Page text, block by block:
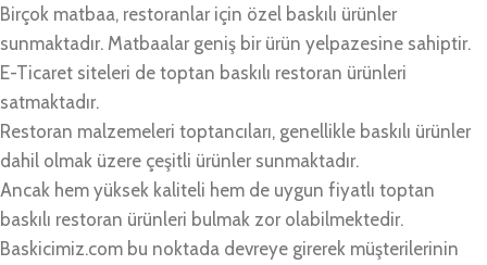
Birçok matbaa, restoranlar için özel baskılı ürünler
sunmaktadır. Matbaalar geniş bir ürün yelpazesine sahiptir.
E-Ticaret siteleri de toptan baskılı restoran ürünleri
satmaktadır.
Restoran malzemeleri toptancıları, genellikle baskılı ürünler
dahil olmak üzere çeşitli ürünler sunmaktadır.
Ancak hem yüksek kaliteli hem de uygun fiyatlı toptan
baskılı restoran ürünleri bulmak zor olabilmektedir.
Baskicimiz.com bu noktada devreye girerek müşterilerinin